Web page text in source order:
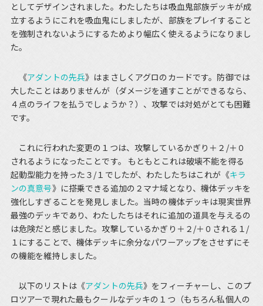
としてデザインされました。わたしたちは吸血鬼部族デッキが成
立するようにこれを吸血鬼にしましたが、部族をプレイすること
を強制されないようにするためより幅広く使えるようになりまし
た。
《アダントの先兵》はまさしくアグロのカードです。防御では
大したことはありませんが（ダメージを通すことができるなら、
４点のライフを払うでしょうか？）、攻撃では対処がとても困難
です。
これに行われた変更の１つは、攻撃しているかぎり＋２/＋０
されるようになったことです。 もともとこれは破壊不能を得る
起動型能力を持った３/１でしたが、わたしたちはこれが《キラ
ンの真意号》に搭乗できる追加の２マナ域となり、機体デッキを
強化しすぎることを発見しました。当時の機体デッキは現実世界
最強のデッキであり、わたしたちはそれに追加の道具を与えるの
は危険だと感じました。攻撃しているかぎり＋２/＋０される１/
１にすることで、機体デッキに余分なパワーアップをさせずにそ
の機能を維持しました。
以下のリストは《アダントの先兵》をフィーチャーし、このプ
ロツアーで現れた最もクールなデッキの１つ（もちろん私個人の